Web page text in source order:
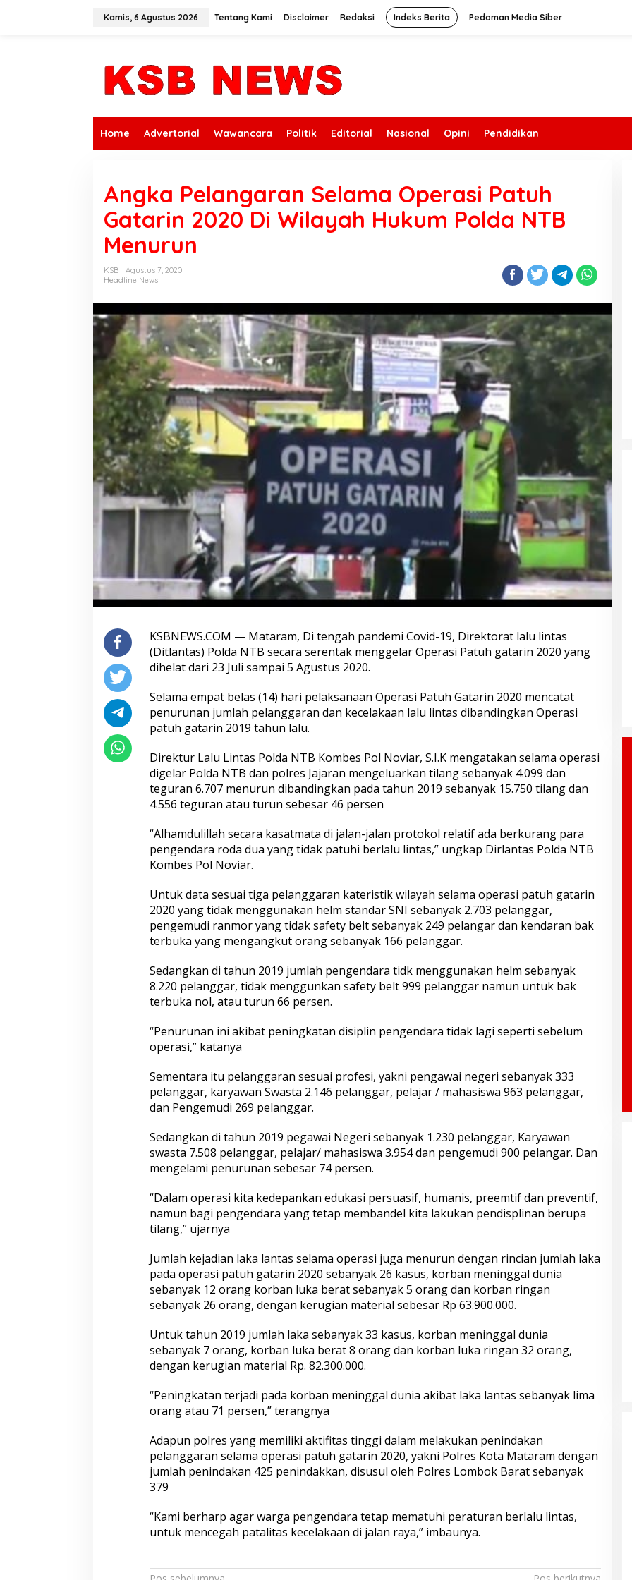
Kamis, 6 Agustus 2026 Tentang Kami Disclaimer Redaksi Indeks Berita Pedoman Media Siber
Home Advertorial Wawancara Politik Editorial Nasional Opini Pendidikan
Angka Pelangaran Selama Operasi Patuh
Gatarin 2020 Di Wilayah Hukum Polda NTB
Menurun
KSB
Agustus 7, 2020
Headline News
KSBNEWS.COM — Mataram, Di tengah pandemi Covid-19, Direktorat lalu lintas
(Ditlantas) Polda NTB secara serentak menggelar Operasi Patuh gatarin 2020 yang
dihelat dari 23 Juli sampai 5 Agustus 2020.
Selama empat belas (14) hari pelaksanaan Operasi Patuh Gatarin 2020 mencatat
penurunan jumlah pelanggaran dan kecelakaan lalu lintas dibandingkan Operasi
patuh gatarin 2019 tahun lalu.
Direktur Lalu Lintas Polda NTB Kombes Pol Noviar, S.I.K mengatakan selama operasi
digelar Polda NTB dan polres Jajaran mengeluarkan tilang sebanyak 4.099 dan
teguran 6.707 menurun dibandingkan pada tahun 2019 sebanyak 15.750 tilang dan
4.556 teguran atau turun sebesar 46 persen
“Alhamdulillah secara kasatmata di jalan-jalan protokol relatif ada berkurang para
pengendara roda dua yang tidak patuhi berlalu lintas,” ungkap Dirlantas Polda NTB
Kombes Pol Noviar.
Untuk data sesuai tiga pelanggaran kateristik wilayah selama operasi patuh gatarin
2020 yang tidak menggunakan helm standar SNI sebanyak 2.703 pelanggar,
pengemudi ranmor yang tidak safety belt sebanyak 249 pelangar dan kendaran bak
terbuka yang mengangkut orang sebanyak 166 pelanggar.
Sedangkan di tahun 2019 jumlah pengendara tidk menggunakan helm sebanyak
8.220 pelanggar, tidak menggunkan safety belt 999 pelanggar namun untuk bak
terbuka nol, atau turun 66 persen.
“Penurunan ini akibat peningkatan disiplin pengendara tidak lagi seperti sebelum
operasi,” katanya
Sementara itu pelanggaran sesuai profesi, yakni pengawai negeri sebanyak 333
pelanggar, karyawan Swasta 2.146 pelanggar, pelajar / mahasiswa 963 pelanggar,
dan Pengemudi 269 pelanggar.
Sedangkan di tahun 2019 pegawai Negeri sebanyak 1.230 pelanggar, Karyawan
swasta 7.508 pelanggar, pelajar/ mahasiswa 3.954 dan pengemudi 900 pelangar. Dan
mengelami penurunan sebesar 74 persen.
“Dalam operasi kita kedepankan edukasi persuasif, humanis, preemtif dan preventif,
namun bagi pengendara yang tetap membandel kita lakukan pendisplinan berupa
tilang,” ujarnya
Jumlah kejadian laka lantas selama operasi juga menurun dengan rincian jumlah laka
pada operasi patuh gatarin 2020 sebanyak 26 kasus, korban meninggal dunia
sebanyak 12 orang korban luka berat sebanyak 5 orang dan korban ringan
sebanyak 26 orang, dengan kerugian material sebesar Rp 63.900.000.
Untuk tahun 2019 jumlah laka sebanyak 33 kasus, korban meninggal dunia
sebanyak 7 orang, korban luka berat 8 orang dan korban luka ringan 32 orang,
dengan kerugian material Rp. 82.300.000.
“Peningkatan terjadi pada korban meninggal dunia akibat laka lantas sebanyak lima
orang atau 71 persen,” terangnya
Adapun polres yang memiliki aktifitas tinggi dalam melakukan penindakan
pelanggaran selama operasi patuh gatarin 2020, yakni Polres Kota Mataram dengan
jumlah penindakan 425 penindakkan, disusul oleh Polres Lombok Barat sebanyak
379
“Kami berharp agar warga pengendara tetap mematuhi peraturan berlalu lintas,
untuk mencegah patalitas kecelakaan di jalan raya,” imbaunya.